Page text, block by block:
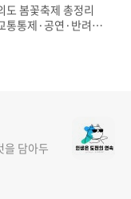
도 봄꽃축제 총정리
통통제·공연·반려견
을 담아두